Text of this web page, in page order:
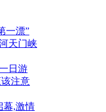
一漂”
天门峡
日游
注意
幕,激情